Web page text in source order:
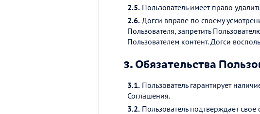
2.5. Пользователь имеет право
2.6. Догси вправе по своему
Пользователя, запретить
Пользователем контент. Догси
3.Обязательства
3.1. Пользователь гарантирует
Соглашения.
3.2. Пользователь подтверждает